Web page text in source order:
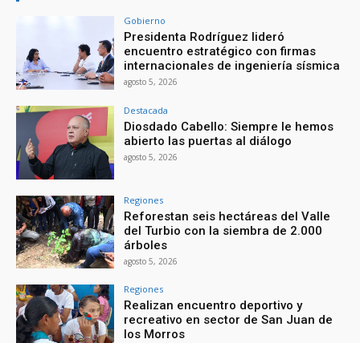
Gobierno
Presidenta Rodríguez lideró
encuentro estratégico con firmas
internacionales de ingeniería sísmica
agosto 5, 2026
Destacada
Diosdado Cabello: Siempre le hemos
abierto las puertas al diálogo
agosto 5, 2026
Regiones
Reforestan seis hectáreas del Valle
del Turbio con la siembra de 2.000
árboles
agosto 5, 2026
Regiones
Realizan encuentro deportivo y
recreativo en sector de San Juan de
los Morros